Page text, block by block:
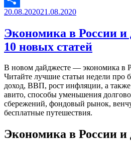
Link
Отправить
Опубликовано
20.08.202021.08.2020
Экономика в России и
10 новых статей
В новом дайджесте — экономика в
Читайте лучшие статьи недели про
доход, ВВП, рост инфляции, а
авито, способы уменьшения
сбережений, фондовый рынок,
бесплатные путешествия.
Экономика в России и